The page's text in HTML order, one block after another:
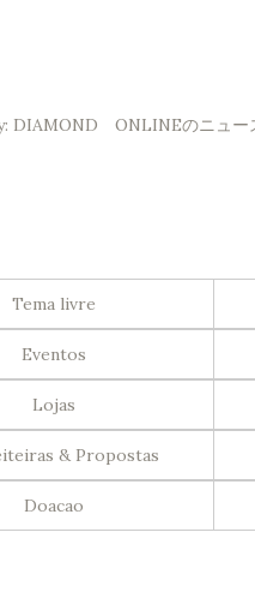
DIAMOND ONLINEのニュー
Tema livre
Eventos
Lojas
& Propostas
Doacao